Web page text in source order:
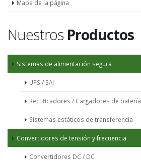
Mapa de la página
Nuestros Productos
Sistemas de alimentación segura
UPS / SAI
Rectificadores / Cargadores de batería
Sistemas estáticos de transferencia
Convertidores de tensión y frecuencia
Convertidores DC / DC